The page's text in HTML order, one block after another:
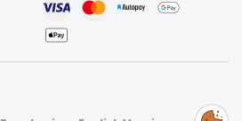
Zarządzaj
preferencjami